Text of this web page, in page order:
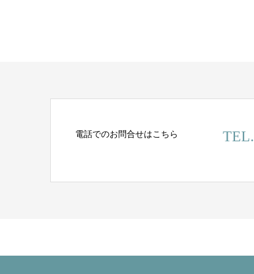
電話でのお問合せはこちら TEL.